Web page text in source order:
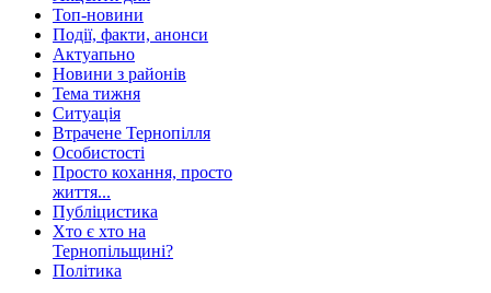
Топ-новини
Події, факти, анонси
Актуапьно
Новини з районів
Тема тижня
Ситуація
Втрачене Тернопілля
Особистості
Просто кохання, просто
життя...
Публіцистика
Хто є хто на
Тернопільщині?
Політика